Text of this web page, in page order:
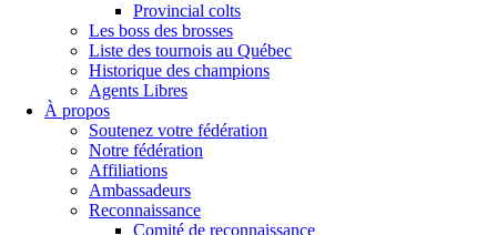
Provincial colts
Les boss des brosses
Liste des tournois au Québec
Historique des champions
Agents Libres
À propos
Soutenez votre fédération
Notre fédération
Affiliations
Ambassadeurs
Reconnaissance
Comité de reconnaissance